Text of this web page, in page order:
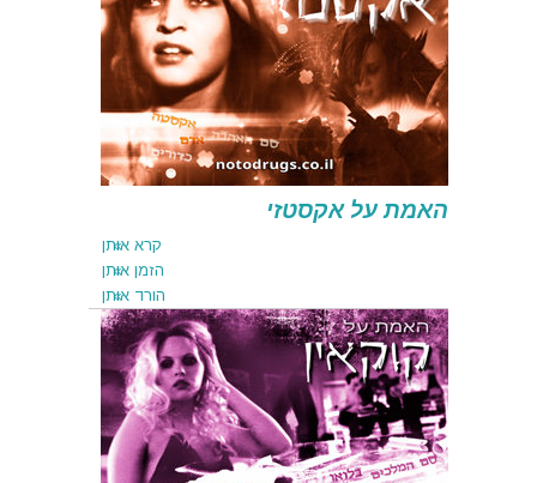
הזמן אותן
הורד אותן
האמת על אקסטזי
קרא אותן
הזמן אותן
הורד אותן
קרא אותן
הזמן אותן
הורד אותן